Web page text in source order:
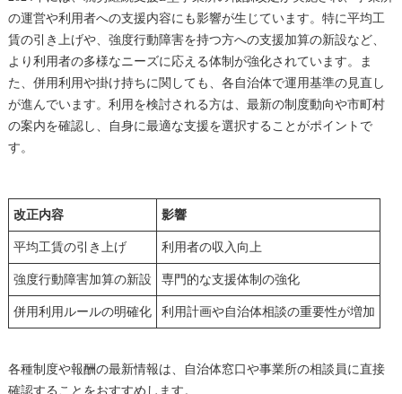
の運営や利用者への支援内容にも影響が生じています。特に平均工
賃の引き上げや、強度行動障害を持つ方への支援加算の新設など、
より利用者の多様なニーズに応える体制が強化されています。ま
た、併用利用や掛け持ちに関しても、各自治体で運用基準の見直し
が進んでいます。利用を検討される方は、最新の制度動向や市町村
の案内を確認し、自身に最適な支援を選択することがポイントで
す。
改正内容 影響
平均工賃の引き上げ 利用者の収入向上
強度行動障害加算の新設 専門的な支援体制の強化
併用利用ルールの明確化 利用計画や自治体相談の重要性が増加
各種制度や報酬の最新情報は、自治体窓口や事業所の相談員に直接
確認することをおすすめします。